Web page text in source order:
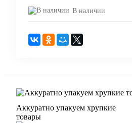
В наличии
Аккуратно упакуем хрупкие
товары